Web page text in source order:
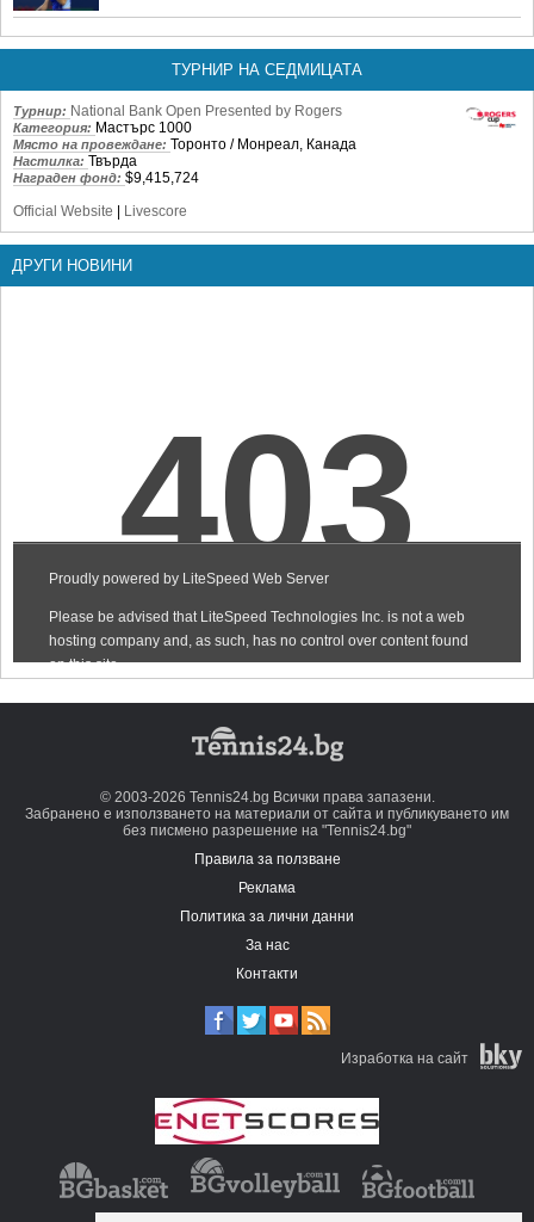
ТУРНИР НА СЕДМИЦАТА
Турнир: National Bank Open Presented by Rogers
Категория: Мастърс 1000
Място на провеждане: Торонто / Монреал, Канада
Настилка: Твърда
Награден фонд: $9,415,724
Official Website | Livescore
ДРУГИ НОВИНИ
© 2003-2026 Tennis24.bg Всички права запазени.
Забранено е използването на материали от сайта и публикуването им
без писмено разрешение на "Tennis24.bg"
Правила за ползване
Реклама
Политика за лични данни
За нас
Контакти
Изработка на сайт